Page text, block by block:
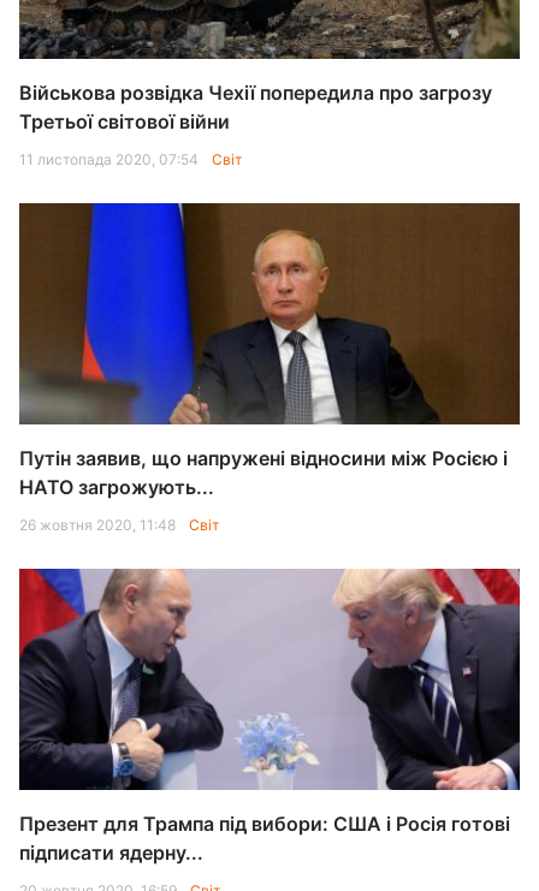
Військова розвідка Чехії попередила про загрозу
Третьої світової війни
11 листопада 2020, 07:54 Світ
Путін заявив, що напружені відносини між Росією і
НАТО загрожують...
26 жовтня 2020, 11:48 Світ
Презент для Трампа під вибори: США і Росія готові
підписати ядерну...